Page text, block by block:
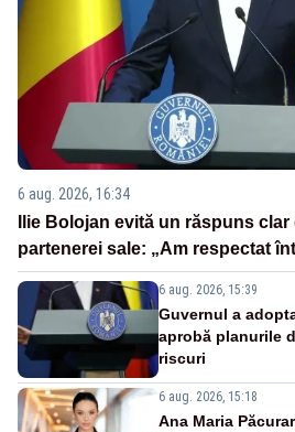
6 aug. 2026, 16:34
Ilie Bolojan evită un răspuns
partenerei sale: „Am respectat
6 aug. 2026, 15:39
Guvernul a
aprobă planurile
riscuri
6 aug. 2026, 15:18
Ana Maria